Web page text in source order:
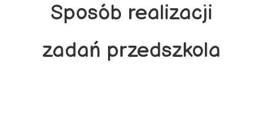
Sposób realizacji
zadań przedszkola